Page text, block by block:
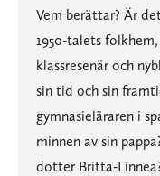
Vem berättar? Är
1950-talets
klassresenär och
sin tid och sin
gymnasieläraren i
minnen av sin
dotter Britta-